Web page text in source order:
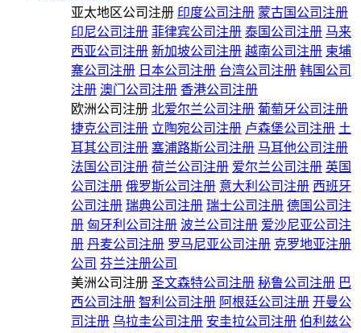
亚太地区公司注册 印度公司注册 蒙古国公司注册
印尼公司注册 菲律宾公司注册 泰国公司注册 马来
西亚公司注册 新加坡公司注册 越南公司注册 柬埔
寨公司注册 日本公司注册 台湾公司注册 韩国公司
注册 澳门公司注册 香港公司注册
欧洲公司注册 北爱尔兰公司注册 葡萄牙公司注册
捷克公司注册 立陶宛公司注册 卢森堡公司注册 土
耳其公司注册 塞浦路斯公司注册 马耳他公司注册
法国公司注册 荷兰公司注册 爱尔兰公司注册 英国
公司注册 俄罗斯公司注册 意大利公司注册 西班牙
公司注册 瑞典公司注册 瑞士公司注册 德国公司注
册 匈牙利公司注册 波兰公司注册 爱沙尼亚公司注
册 丹麦公司注册 罗马尼亚公司注册 克罗地亚注册
公司 芬兰注册公司
美洲公司注册 圣文森特公司注册 秘鲁公司注册 巴
西公司注册 智利公司注册 阿根廷公司注册 开曼公
司注册 乌拉圭公司注册 安圭拉公司注册 伯利兹公